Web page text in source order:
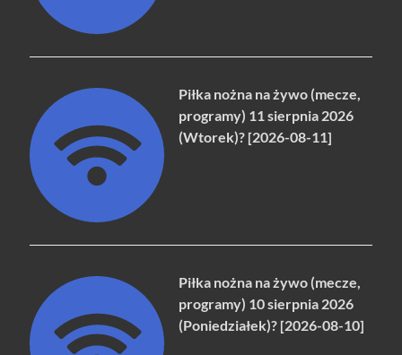
Piłka nożna na żywo (mecze,
programy) 11 sierpnia 2026
(Wtorek)? [2026-08-11]
Piłka nożna na żywo (mecze,
programy) 10 sierpnia 2026
(Poniedziałek)? [2026-08-10]